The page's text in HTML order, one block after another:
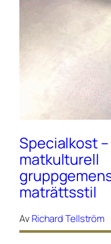
Specialkost –
matkulturell
maträttsstil
AvRichard Tellström